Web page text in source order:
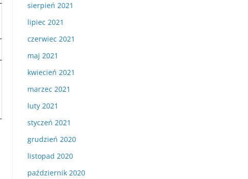
sierpień 2021
lipiec 2021
czerwiec 2021
maj 2021
kwiecień 2021
marzec 2021
luty 2021
styczeń 2021
grudzień 2020
listopad 2020
październik 2020